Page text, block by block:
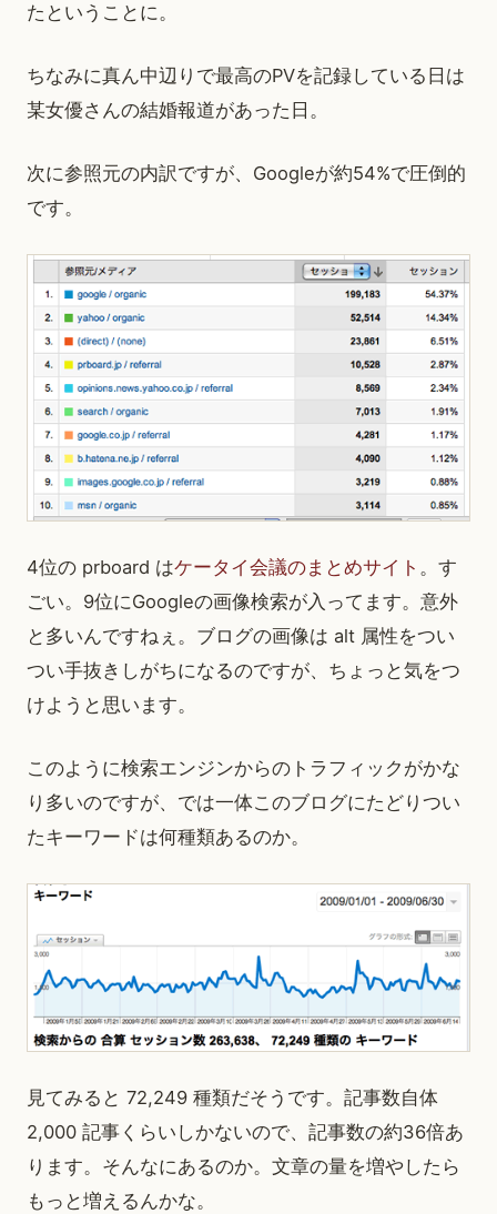
たということに。
ちなみに真ん中辺りで最高のPVを記録している日は
某女優さんの結婚報道があった日。
次に参照元の内訳ですが、Googleが約54%で圧倒的
です。
4位の prboard はケータイ会議のまとめサイト 。す
ごい。9位にGoogleの画像検索が入ってます。意外
と多いんですねぇ。ブログの画像は alt 属性をつい
つい手抜きしがちになるのですが、ちょっと気をつ
けようと思います。
このように検索エンジンからのトラフィックがかな
り多いのですが、では一体このブログにたどりつい
たキーワードは何種類あるのか。
見てみると 72,249 種類だそうです。記事数自体
2,000 記事くらいしかないので、記事数の約36倍あ
ります。そんなにあるのか。文章の量を増やしたら
もっと増えるんかな。